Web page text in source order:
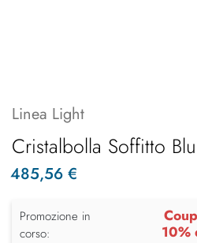
Linea Light
Cristalbolla Soffitto
485,56 €
Promozione in
corso:
10%